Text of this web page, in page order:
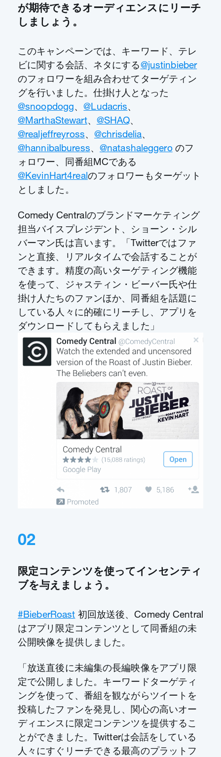
が期待できるオーディエンスにリーチ
しましょう。
このキャンペーンでは、キーワード、テレ
ビに関する会話、ネタにする@justinbieber
のフォロワーを組み合わせてターゲティン
グを行いました。仕掛け人となった
@snoopdogg、@Ludacris、
@MarthaStewart、 @SHAQ、
@realjeffreyross、@chrisdelia、
@hannibalburess、 @natashaleggeroのフ
ォロワー、同番組MCである
@KevinHart4realのフォロワーもターゲット
としました。
Comedy Centralのブランドマーケティング
担当バイスプレジデント、ショーン・シル
バーマン氏は言います。「Twitterではファ
ンと直接、リアルタイムで会話することが
できます。精度の高いターゲティング機能
を使って、ジャスティン・ビーバー氏や仕
掛け人たちのファンほか、同番組を話題に
している人々に的確にリーチし、アプリを
ダウンロードしてもらえました」
02
限定コンテンツを使ってインセンティ
ブを与えましょう。
#BieberRoast 初回放送後、Comedy Central
はアプリ限定コンテンツとして同番組の未
公開映像を提供しました。
「放送直後に未編集の長編映像をアプリ限
定で公開しました。キーワードターゲティ
ングを使って、番組を観ながらツイートを
投稿したファンを発見し、関心の高いオー
ディエンスに限定コンテンツを提供するこ
とができました。Twitterは会話をしている
人々にすぐリーチできる最高のプラットフ